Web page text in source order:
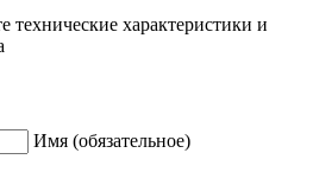
технические характеристики и
Имя (обязательное)